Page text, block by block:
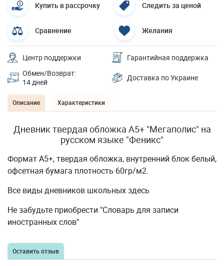
Купить в рассрочку Следить за ценой
Сравнение Желания
Центр поддержки
Гарантийная поддержка
Обмен/Возврат:
14 дней
Доставка по Украине
Описание Характеристики
Дневник твердая обложка А5+ "Мегаполис" на
русском языке "Феникс"
Формат А5+, твердая обложка, внутренний блок белый,
офсетная бумага плотность 60гр/м2.
Все виды дневников школьных здесь
Не забудьте приобрести "Словарь для записи
иностранных слов"
Оставить отзыв